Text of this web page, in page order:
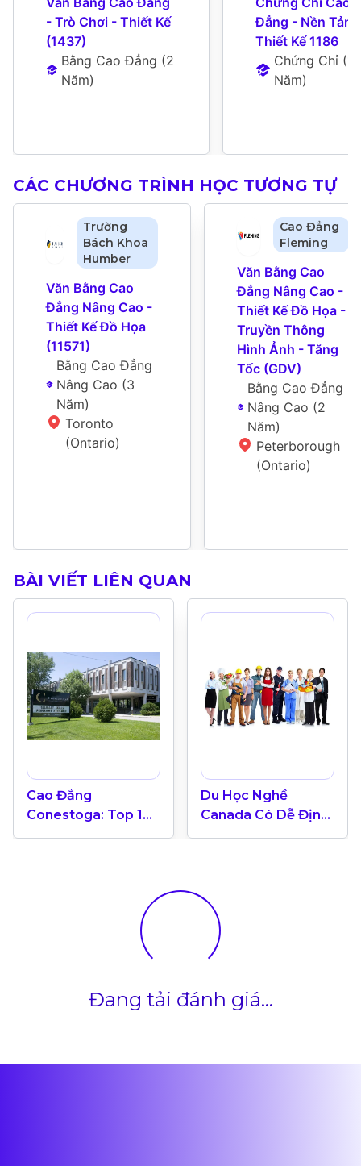
- Trò Chơi - Thiết Kế
(1437)
Bằng Cao Đẳng (2
Năm)
Đẳng - Nền Tảng
Thiết Kế 1186
Chứng Chỉ (
Năm)
CÁC CHƯƠNG TRÌNH HỌC TƯƠNG TỰ
Trường
Bách Khoa
Humber
Văn Bằng Cao
Đẳng Nâng Cao -
Thiết Kế Đồ Họa
(11571)
Bằng Cao Đẳng
Nâng Cao (3
Năm)
Toronto
(Ontario)
Cao Đẳng
Fleming
Văn Bằng Cao
Đẳng Nâng Cao -
Thiết Kế Đồ Họa -
Truyền Thông
Hình Ảnh - Tăng
Tốc (GDV)
Bằng Cao Đẳng
Nâng Cao (2
Năm)
Peterborough
(Ontario)
BÀI VIẾT LIÊN QUAN
Cao Đẳng
Conestoga: Top 10
Cao Đẳng Nổi Tiếng
Du Học Nghề
Canada Có Dễ Định
Cư Không?
Đang tải đánh giá...